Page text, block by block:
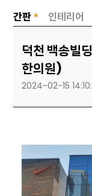
덕천 백송빌
한의원)
2024-02-15
간판 * 인테리어